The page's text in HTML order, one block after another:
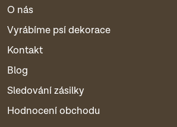
O nás
Vyrábíme psí dekorace
Kontakt
Blog
Sledování zásilky
Hodnocení obchodu